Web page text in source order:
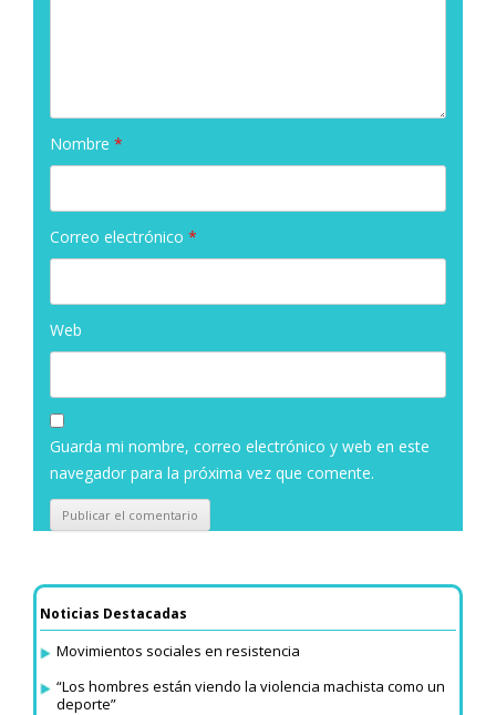
Nombre *
Correo electrónico *
Web
Guarda mi nombre, correo electrónico y web en este
navegador para la próxima vez que comente.
Noticias Destacadas
Movimientos sociales en resistencia
“Los hombres están viendo la violencia machista como un
deporte”